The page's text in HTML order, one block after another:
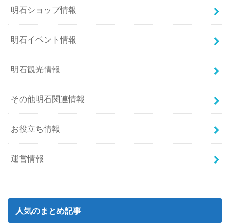
明石ショップ情報
明石イベント情報
明石観光情報
その他明石関連情報
お役立ち情報
運営情報
人気のまとめ記事